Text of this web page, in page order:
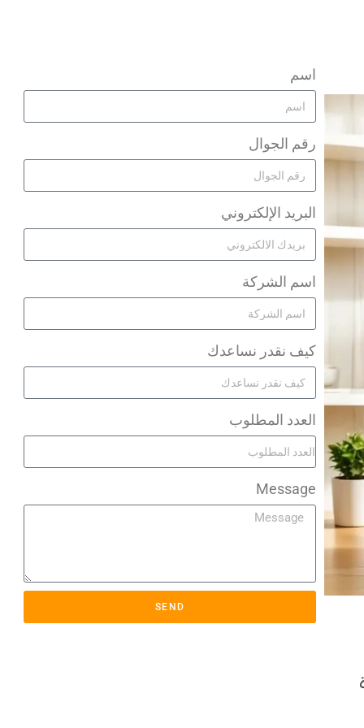
اسم
رقم الجوال
البريد الإلكتروني
اسم الشركة
كيف نقدر نساعدك
العدد المطلوب
Message
SEND